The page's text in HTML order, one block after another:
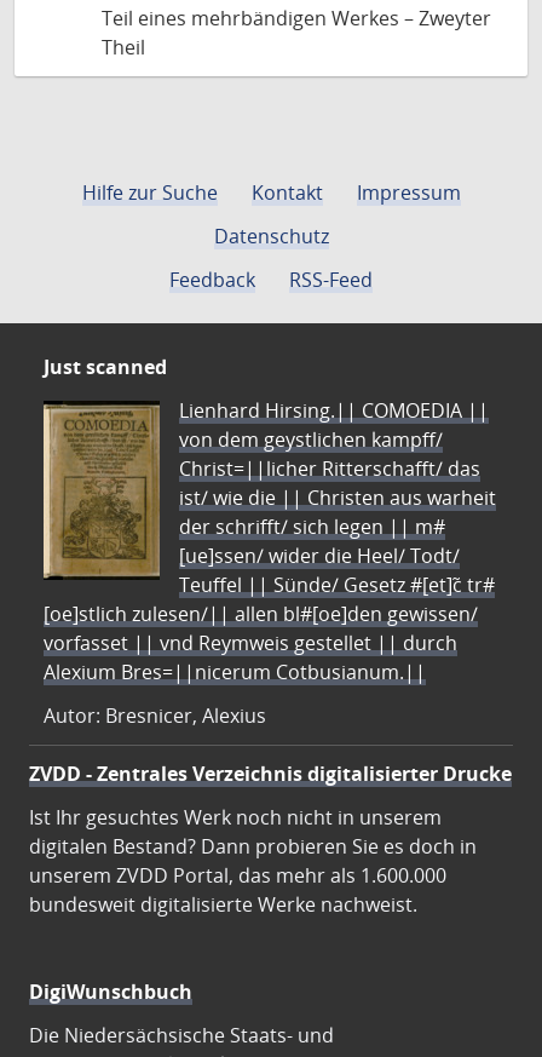
Teil eines mehrbändigen Werkes – Zweyter
Theil
Hilfe zur Suche Kontakt
Impressum
Datenschutz
Feedback
RSS-Feed
Just scanned
Lienhard Hirsing.|| COMOEDIA ||
von dem geystlichen kampff/
Christ=||licher Ritterschafft/ das
ist/ wie die || Christen aus warheit
der schrifft/ sich legen || m#
[ue]ssen/ wider die Heel/ Todt/
Teuffel || Sünde/ Gesetz #[et]c̃ tr#
[oe]stlich zulesen/|| allen bl#[oe]den gewissen/
vorfasset || vnd Reymweis gestellet || durch
Alexium Bres=||nicerum Cotbusianum.||
Autor: Bresnicer, Alexius
ZVDD - Zentrales Verzeichnis digitalisierter Drucke
Ist Ihr gesuchtes Werk noch nicht in unserem
digitalen Bestand? Dann probieren Sie es doch in
unserem ZVDD Portal, das mehr als 1.600.000
bundesweit digitalisierte Werke nachweist.
DigiWunschbuch
Die Niedersächsische Staats- und